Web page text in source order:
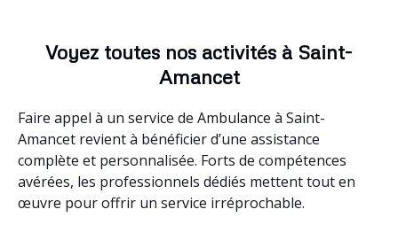
Voyez toutes nos activités à Saint-
Amancet
Faire appel à un service de Ambulance à Saint-
Amancet revient à bénéficier d’une assistance
complète et personnalisée. Forts de compétences
avérées, les professionnels dédiés mettent tout en
œuvre pour offrir un service irréprochable.